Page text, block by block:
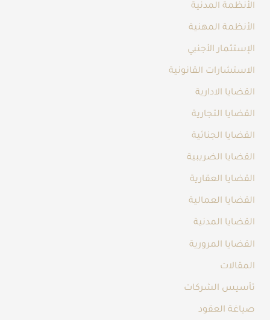
الأنظمة المدنية
الأنظمة المهنية
الإستثمار الأجنبي
الاستشارات القانونية
القضايا الادارية
القضايا التجارية
القضايا الجنائية
القضايا الضريبية
القضايا العقارية
القضايا العمالية
القضايا المدنية
القضايا المرورية
المقالات
تأسيس الشركات
صياغة العقود